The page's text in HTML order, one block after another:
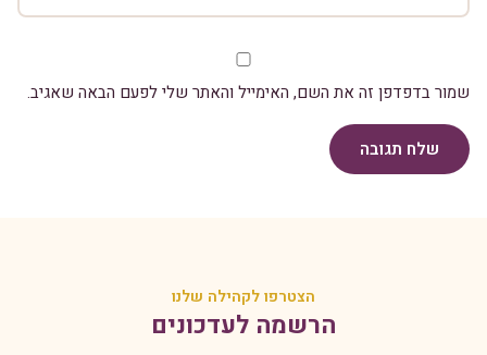
שמור בדפדפן זה את השם, האימייל והאתר שלי לפעם הבאה שאגיב.
שלח תגובה
הצטרפו לקהילה שלנו
הרשמה לעדכונים